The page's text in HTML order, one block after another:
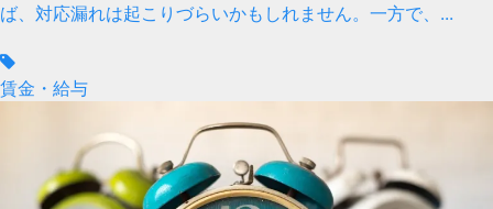
ば、対応漏れは起こりづらいかもしれません。一方で、...
賃金・給与